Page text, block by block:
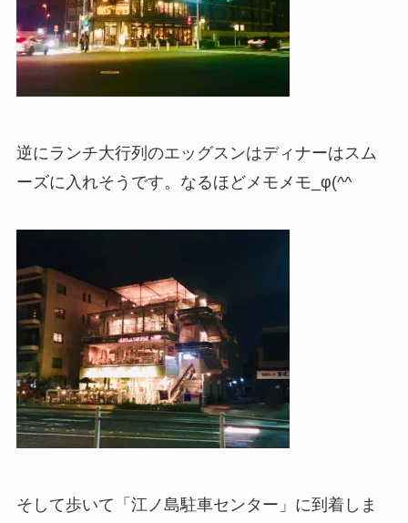
逆にランチ大行列のエッグスンはディナーはスム
ーズに入れそうです。なるほどメモメモ_φ(^^
そして歩いて「江ノ島駐車センター」に到着しま